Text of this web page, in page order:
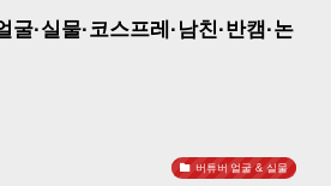
·실물·코스프레·남친·반캠·논
버튜버 얼굴 & 실물